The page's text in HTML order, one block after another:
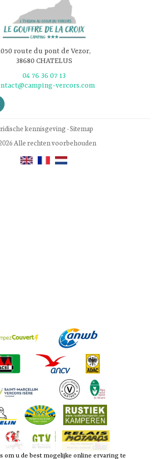
route du pont de Vezor,
38680 CHATELUS
04 76 36 07 13
vercors.com
kennisgeving-Sitemap
Alle rechten voorbehouden
om u de best mogelijke online ervaring te